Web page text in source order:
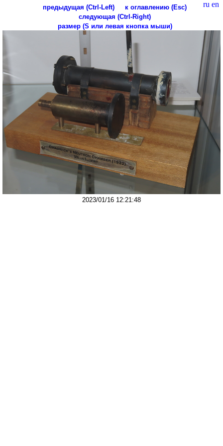
ru en
предыдущая (Ctrl-Left)
к оглавлению (Esc)
следующая (Ctrl-Right)
размер (S или левая кнопка мыши)
2023/01/16 12:21:48